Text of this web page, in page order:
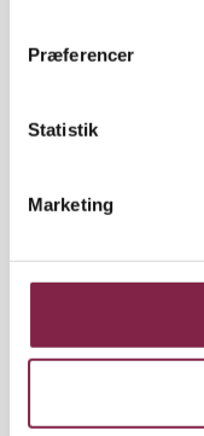
Præferencer
Statistik
Marketing
variation i
børnene. Men
afdeling.
Meningen er, at
skal fungere som
traditioner og
"Det var dømt til
personale var
leder Bente